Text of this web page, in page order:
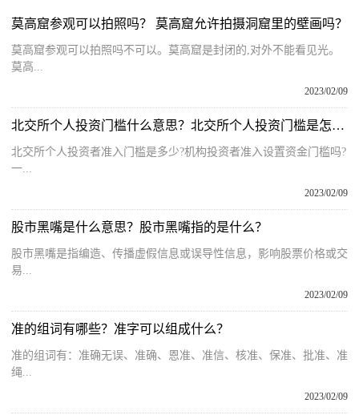
莫高窟参观可以拍照吗？ 莫高窟允许拍摄洞窟里的壁画吗？
莫高窟参观可以拍照吗不可以。莫高窟是封闭的,对外不能看见光。
莫高...
2023/02/09
北交所个人投资门槛什么意思？北交所个人投资门槛是怎么办理？
北交所个人投资者准入门槛是多少?机构投资者准入设置资金门槛吗?
一...
2023/02/09
股市黑嘴是什么意思？股市黑嘴指的是什么？
股市黑嘴是指编造、传播虚假信息或误导性信息，影响股票价格或交
易...
2023/02/09
准的组词有哪些？准字可以组成什么？
准的组词有：准确无误、准确、恩准、准信、核准、保准、批准、准
绳...
2023/02/09